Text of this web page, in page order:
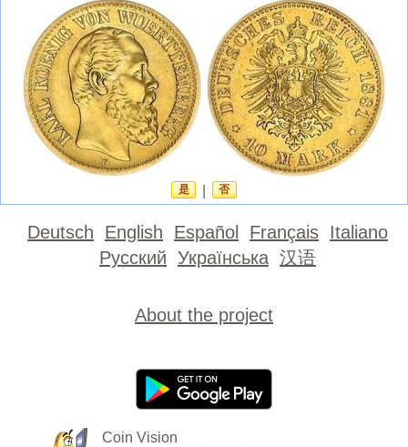
是 否
Deutsch English Español Français Italiano
Русский Українська 汉语
About the project
Coin Vision